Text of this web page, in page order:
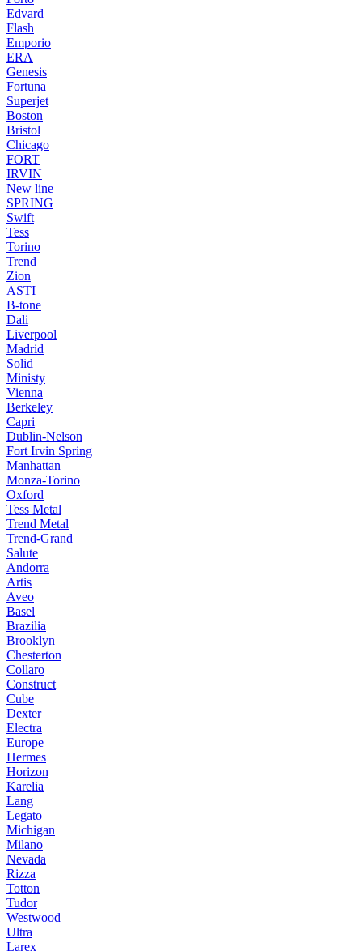
Edvard
Flash
Emporio
ERA
Genesis
Fortuna
Superjet
Boston
Bristol
Chicago
FORT
IRVIN
New line
SPRING
Swift
Tess
Torino
Trend
Zion
ASTI
B-tone
Dali
Liverpool
Madrid
Solid
Ministy
Vienna
Berkeley
Capri
Dublin-Nelson
Fort Irvin Spring
Manhattan
Monza-Torino
Oxford
Tess Metal
Trend Metal
Trend-Grand
Salute
Andorra
Artis
Aveo
Basel
Brazilia
Brooklyn
Chesterton
Collaro
Construct
Cube
Dexter
Electra
Europe
Hermes
Horizon
Karelia
Lang
Legato
Michigan
Milano
Nevada
Rizza
Totton
Tudor
Westwood
Ultra
Larex